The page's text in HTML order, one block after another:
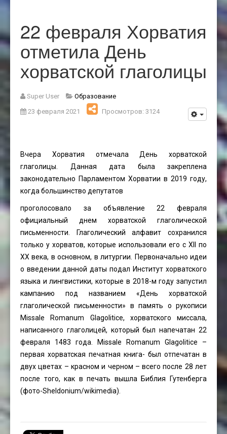
22 февраля Хорватия
отметила День
хорватской глаголицы
Super User
Образование
23 февраля 2021
Просмотров: 3124
Вчера Хорватия отмечала День хорватской
глаголицы. Данная дата была закреплена
законодательно Парламентом Хорватии в 2019 году,
когда большинство депутатов
проголосовало за объявление 22 февраля
официальный днем хорватской глаголической
письменности. Глаголический алфавит сохранился
только у хорватов, которые использовали его с XII по
XX века, в основном, в литургии. Первоначально идеи
о введении данной даты подал Институт хорватского
языка и лингвистики, которые в 2018-м году запустил
кампанию под названием «День хорватской
глаголической письменности» в память о рукописи
Missale Romanum Glagolitice, хорватского миссала,
написанного глаголицей, который был напечатан 22
февраля 1483 года. Missale Romanum Glagolitice –
первая хорватская печатная книга- был отпечатан в
двух цветах – красном и черном – всего после 28 лет
после того, как в печать вышла Библия Гутенберга
(фото-Sheldonium/wikimedia).